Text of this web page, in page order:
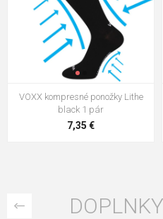
VOXX kompresné ponožky Lithe
black 1 pár
7,35 €